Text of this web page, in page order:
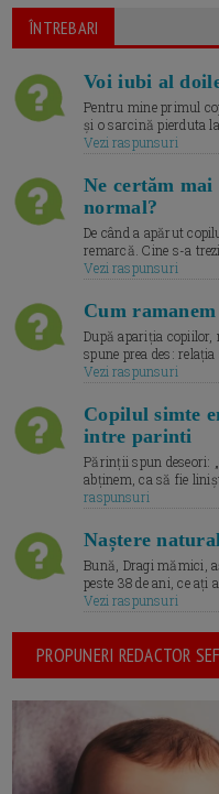
ÎNTREBARI
Voi iubi al
Pentru mine primul
și o sarcină pierduta
Vezi raspunsuri
Ne certăm mai
normal?
De când a apărut
remarcă. Cine s-a
Vezi raspunsuri
Cum
După apariția copiilor,
spune prea des:
Vezi raspunsuri
Copilul simte
intre parinti
Părinții spun deseori:
abținem, ca să fie
raspunsuri
Naștere
Bună, Dragi mămici,
peste 38 de ani, ce ați
Vezi raspunsuri
PROPUNERI REDACTOR SEF